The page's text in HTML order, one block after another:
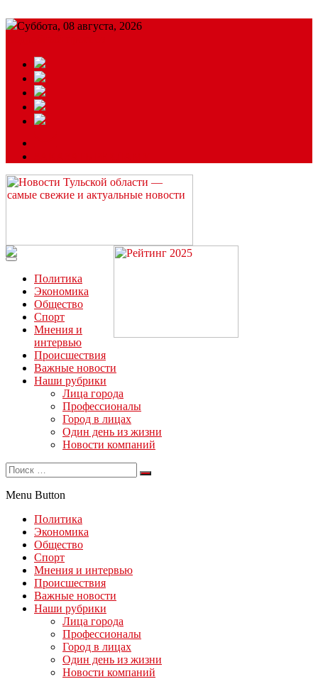
Суббота, 08 августа, 2026
Читайте последние новости дня в Тульской области на сайте
“ЗаНовомосковск”
Политика
Экономика
Общество
Спорт
Мнения и
интервью
Происшествия
Важные новости
Наши рубрики
Лица города
Профессионалы
Город в лицах
Один день из жизни
Новости компаний
Menu Button
Политика
Экономика
Общество
Спорт
Мнения и интервью
Происшествия
Важные новости
Наши рубрики
Лица города
Профессионалы
Город в лицах
Один день из жизни
Новости компаний